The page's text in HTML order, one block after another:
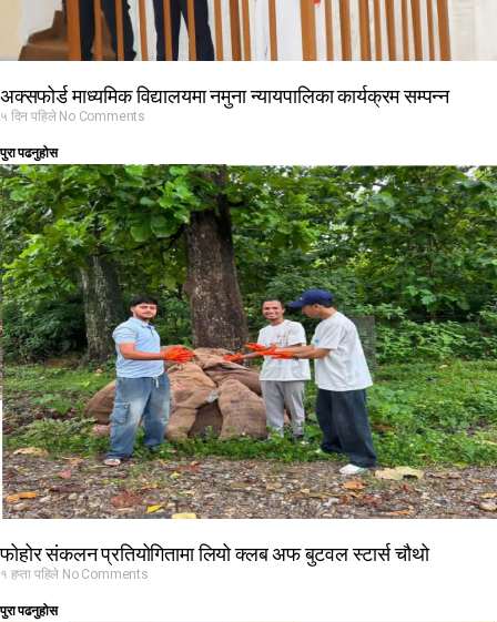
अक्सफोर्ड माध्यमिक विद्यालयमा नमुना न्यायपालिका कार्यक्रम सम्पन्न
५ दिन पहिले No Comments
पुरा पढनुहोस
फोहोर संकलन प्रतियोगितामा लियो क्लब अफ बुटवल स्टार्स चौथो
१ हप्ता पहिले No Comments
पुरा पढनुहोस